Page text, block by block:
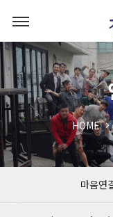
HOME
마음연